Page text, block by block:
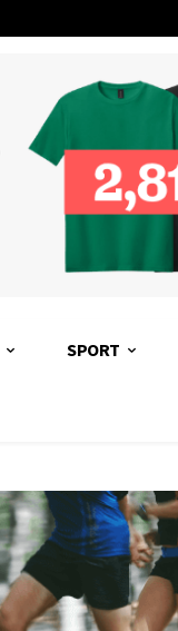
SPORT